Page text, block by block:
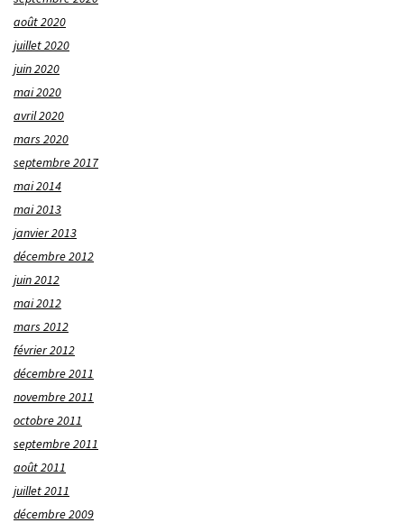
août 2020
juillet 2020
juin 2020
mai 2020
avril 2020
mars 2020
septembre 2017
mai 2014
mai 2013
janvier 2013
décembre 2012
juin 2012
mai 2012
mars 2012
février 2012
décembre 2011
novembre 2011
octobre 2011
septembre 2011
août 2011
juillet 2011
décembre 2009